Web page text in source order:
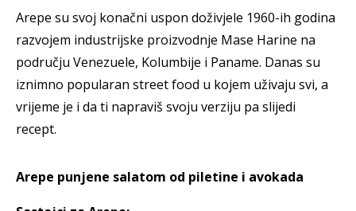
Arepe su svoj konačni uspon doživjele 1960-ih godina
razvojem industrijske proizvodnje Mase Harine na
području Venezuele, Kolumbije i Paname. Danas su
iznimno popularan street food u kojem uživaju svi, a
vrijeme je i da ti napraviš svoju verziju pa slijedi
recept.
Arepe punjene salatom od piletine i avokada